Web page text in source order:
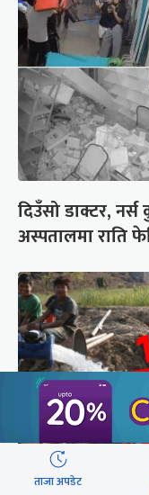
दिउँसो डाक्टर,
अस्पतालमा राति
ताजा अपडेट